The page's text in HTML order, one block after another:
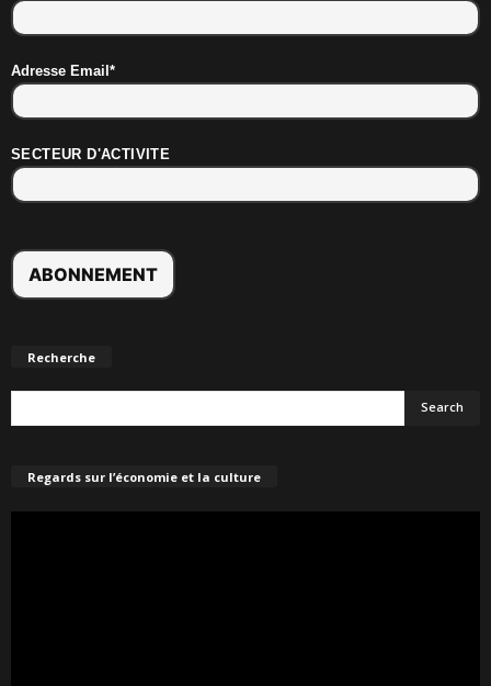
Adresse Email*
SECTEUR D'ACTIVITE
Recherche
Regards sur l’économie et la culture